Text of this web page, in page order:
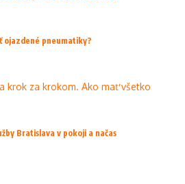
ojazdené pneumatiky?
Bratislava v pokoji a načas